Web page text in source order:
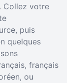
Collez votre
puis
quelques
français
ou